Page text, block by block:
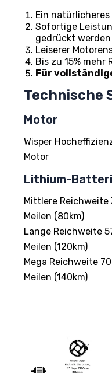
Ein natürlicheres
Sofortige
gedrückt werden
Leiserer
Bis zu 15% mehr
Für
Technische
Motor
Wisper
Motor
Lithium-
Mittlere Reichweite
Meilen (80km)
Lange Reichweite
Meilen (120km)
Mega Reichweite
Meilen (140km)